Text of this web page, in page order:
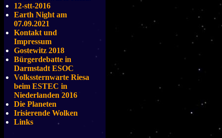
12-stt-2016
Earth Night am
07.09.2021
Kontakt und
Impressum
Gostewitz 2018
Bürgerdebatte in
Darmstadt ESOC
Volkssternwarte Riesa
beim ESTEC in
Niederlanden 2016
Die Planeten
Irisierende Wolken
Links